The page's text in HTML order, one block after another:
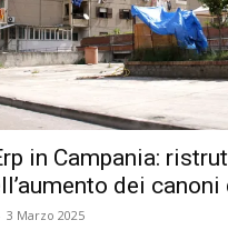
in Campania:
dei
3 Marzo 2025